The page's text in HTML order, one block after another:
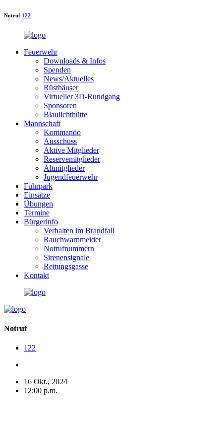
Notruf 122
Feuerwehr
Downloads & Infos
Spenden
News/Aktuelles
Rüsthäuser
Virtueller 3D-Rundgang
Sponsoren
Blaulichthütte
Mannschaft
Kommando
Ausschuss
Aktive Mitglieder
Reservemitglieder
Altmitglieder
Jugendfeuerwehr
Fuhrpark
Einsätze
Übungen
Termine
Bürgerinfo
Verhalten im Brandfall
Rauchwarnmelder
Notrufnummern
Sirenensignale
Rettungsgasse
Kontakt
Notruf
122
16 Okt., 2024
12:00 p.m.